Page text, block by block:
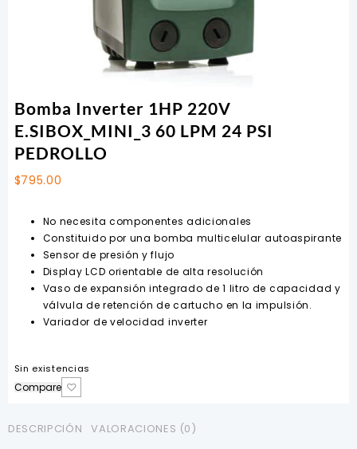
Bomba Inverter 1HP 220V
E.SIBOX_MINI_3 60 LPM 24 PSI
PEDROLLO
$795.00
No necesita componentes adicionales
Constituido por una bomba multicelular autoaspirante
Sensor de presión y flujo
Display LCD orientable de alta resolución
Vaso de expansión integrado de 1 litro de capacidad y
válvula de retención de cartucho en la impulsión.
Variador de velocidad inverter
Sin existencias
Compare
DESCRIPCIÓN
VALORACIONES (0)